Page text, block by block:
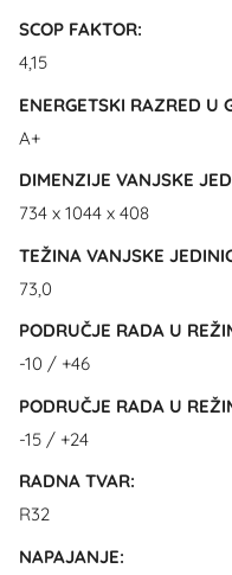
SCOP FAKTOR:
4,15
ENERGETSKI RAZRED U
A+
DIMENZIJE VANJSKE
734 x 1044 x 408
TEŽINA VANJSKE
73,0
PODRUČJE RADA U
-10 / +46
PODRUČJE RADA U
-15 / +24
RADNA TVAR:
R32
NAPAJANJE: